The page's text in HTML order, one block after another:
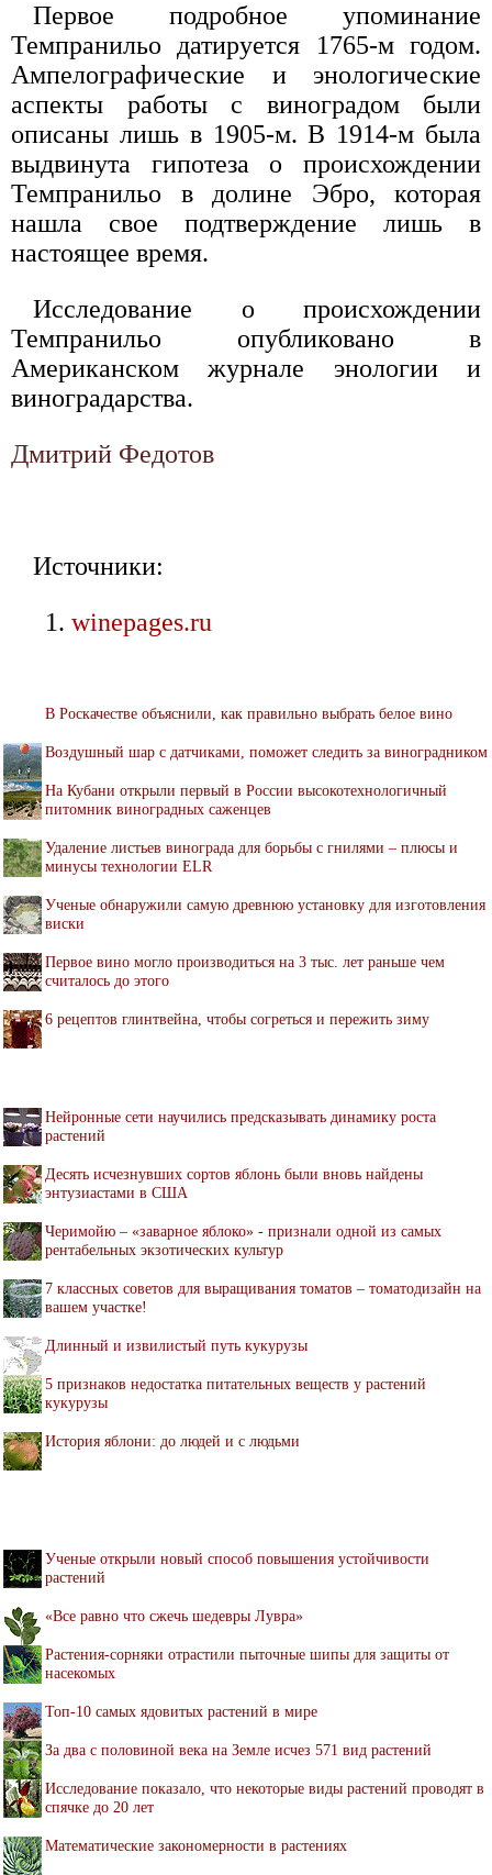
Первое подробное упоминание
Темпранильо датируется 1765-м годом.
Ампелографические и энологические
аспекты работы с виноградом были
описаны лишь в 1905-м. В 1914-м была
выдвинута гипотеза о происхождении
Темпранильо в долине Эбро, которая
нашла свое подтверждение лишь в
настоящее время.
Исследование о происхождении
Темпранильо опубликовано в
Американском журнале энологии и
виноградарства.
Дмитрий Федотов
Источники:
winepages.ru
В Роскачестве объяснили, как правильно выбрать белое вино
Воздушный шар с датчиками, поможет следить за виноградником
На Кубани открыли первый в России высокотехнологичный
питомник виноградных саженцев
Удаление листьев винограда для борьбы с гнилями – плюсы и
минусы технологии ELR
Ученые обнаружили самую древнюю установку для изготовления
виски
Первое вино могло производиться на 3 тыс. лет раньше чем
считалось до этого
6 рецептов глинтвейна, чтобы согреться и пережить зиму
Нейронные сети научились предсказывать динамику роста
растений
Десять исчезнувших сортов яблонь были вновь найдены
энтузиастами в США
Черимойю – «заварное яблоко» - признали одной из самых
рентабельных экзотических культур
7 классных советов для выращивания томатов – томатодизайн на
вашем участке!
Длинный и извилистый путь кукурузы
5 признаков недостатка питательных веществ у растений
кукурузы
История яблони: до людей и с людьми
Ученые открыли новый способ повышения устойчивости
растений
«Все равно что сжечь шедевры Лувра»
Растения-сорняки отрастили пыточные шипы для защиты от
насекомых
Топ-10 самых ядовитых растений в мире
За два с половиной века на Земле исчез 571 вид растений
Исследование показало, что некоторые виды растений проводят в
спячке до 20 лет
Математические закономерности в растениях